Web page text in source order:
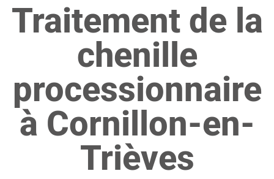
Traitement de la
chenille
processionnaire
à Cornillon-en-
Trièves